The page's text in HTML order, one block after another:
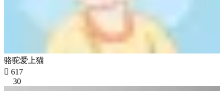
骆驼爱上猫
 617
30